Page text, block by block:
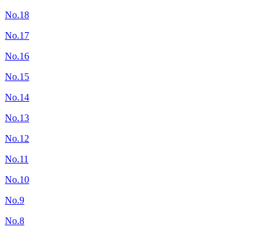
No.18
No.17
No.16
No.15
No.14
No.13
No.12
No.11
No.10
No.9
No.8